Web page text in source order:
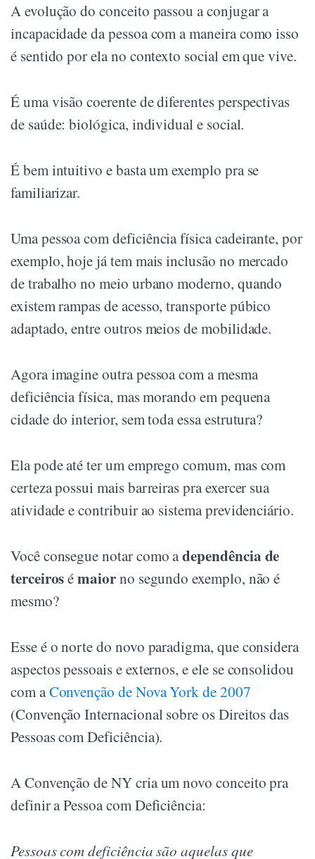
A evolução do conceito passou a conjugar a
incapacidade da pessoa com a maneira como isso
é sentido por ela no contexto social em que vive.
É uma visão coerente de diferentes perspectivas
de saúde: biológica, individual e social.
É bem intuitivo e basta um exemplo pra se
familiarizar.
Uma pessoa com deficiência física cadeirante, por
exemplo, hoje já tem mais inclusão no mercado
de trabalho no meio urbano moderno, quando
existem rampas de acesso, transporte púbico
adaptado, entre outros meios de mobilidade.
Agora imagine outra pessoa com a mesma
deficiência física, mas morando em pequena
cidade do interior, sem toda essa estrutura?
Ela pode até ter um emprego comum, mas com
certeza possui mais barreiras pra exercer sua
atividade e contribuir ao sistema previdenciário.
Você consegue notar como adependência de
terceirosémaiorno segundo exemplo, não é
mesmo?
Esse é o norte do novo paradigma, que considera
aspectos pessoais e externos, e ele se consolidou
com aConvenção de Nova York de 2007
(Convenção Internacional sobre os Direitos das
Pessoas com Deficiência).
A Convenção de NY cria um novo conceito pra
definir a Pessoa com Deficiência:
Pessoas com deficiência são aquelas que